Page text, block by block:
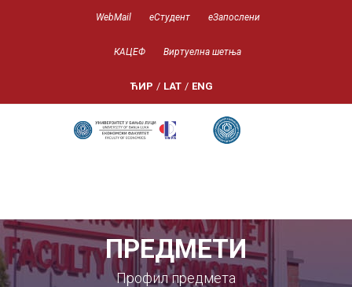
WebMail еСтудент еЗапослени
КАЦЕФ Виртуелна шетња
ЋИР / LAT / ENG
ПРЕДМЕТИ
Профил предмета